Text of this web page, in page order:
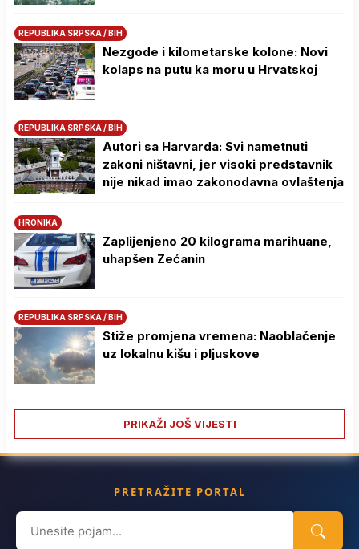
REPUBLIKA SRPSKA / BIH
Nezgode i kilometarske kolone: Novi
kolaps na putu ka moru u Hrvatskoj
REPUBLIKA SRPSKA / BIH
Autori sa Harvarda: Svi nametnuti
zakoni ništavni, jer visoki predstavnik
nije nikad imao zakonodavna ovlaštenja
HRONIKA
Zaplijenjeno 20 kilograma marihuane,
uhapšen Zećanin
REPUBLIKA SRPSKA / BIH
Stiže promjena vremena: Naoblačenje
uz lokalnu kišu i pljuskove
PRIKAŽI JOŠ VIJESTI
PRETRAŽITE PORTAL
Search
for: